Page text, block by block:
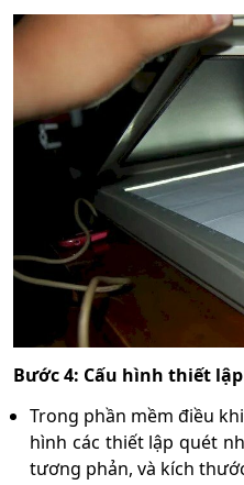
Bước 4: Cấu hình thiết
Trong phần mềm điều
hình các thiết lập quét
tương phản, và kích